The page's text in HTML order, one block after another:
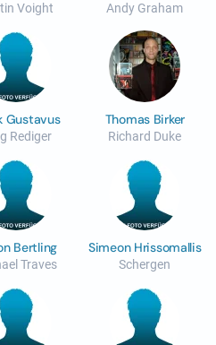
Voight Andy Graham
Gustavus
Rediger
Thomas Birker
Richard Duke
Bertling
Traves
Simeon Hrissomallis
Schergen